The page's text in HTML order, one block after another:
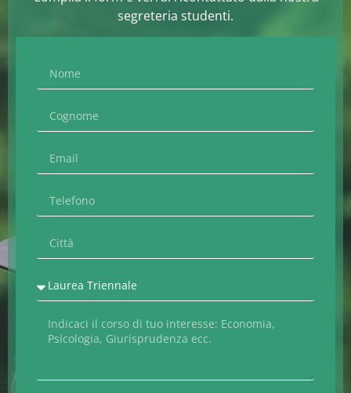
segreteria studenti.